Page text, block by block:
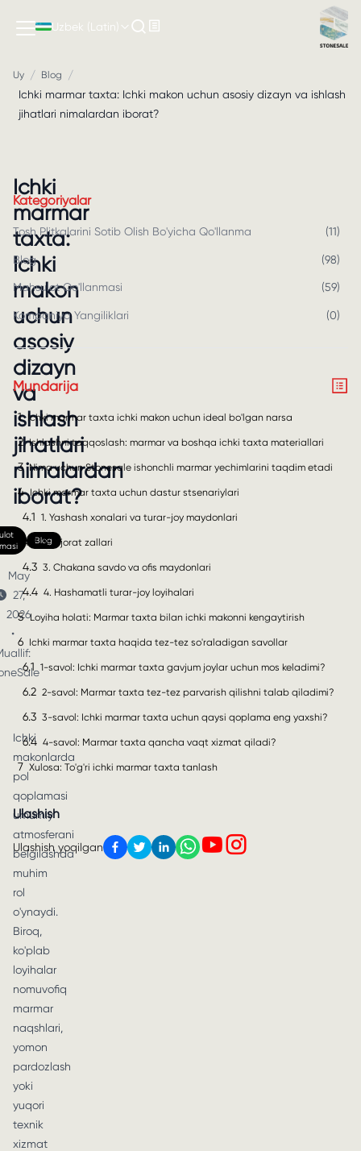
Uzbek (Latin)
Uy / Blog
/
Ichki marmar taxta: Ichki makon uchun asosiy dizayn va ishlash
jihatlari nimalardan iborat?
Ichki
marmar
taxta:
Ichki
makon
uchun
asosiy
dizayn
va
ishlash
jihatlari
nimalardan
iborat?
Blog
May
27,
2026
•
Ichki
makonlarda
pol
qoplamasi
umumiy
atmosferani
belgilashda
muhim
rol
o'ynaydi.
Biroq,
ko'plab
loyihalar
nomuvofiq
marmar
naqshlari,
yomon
pardozlash
yoki
yuqori
texnik
xizmat
Kategoriyalar
Tosh Plitkalarini Sotib Olish Bo'yicha Qo'llanma (11)
Blog (98)
Mahsulot Qo'llanmasi (59)
Kompaniya Yangiliklari (0)
Mundarija
1 Ichki marmar taxta ichki makon uchun ideal bo'lgan narsa
2 Ishlashni taqqoslash: marmar va boshqa ichki taxta materiallari
3 Nima uchun Stonesale ishonchli marmar yechimlarini taqdim etadi
4 Ichki marmar taxta uchun dastur stsenariylari
4.1 1. Yashash xonalari va turar-joy maydonlari
4.2 2. Tijorat zallari
4.3 3. Chakana savdo va ofis maydonlari
4.4 4. Hashamatli turar-joy loyihalari
5 Loyiha holati: Marmar taxta bilan ichki makonni kengaytirish
6 Ichki marmar taxta haqida tez-tez so'raladigan savollar
6.1 1-savol: Ichki marmar taxta gavjum joylar uchun mos keladimi?
6.2 2-savol: Marmar taxta tez-tez parvarish qilishni talab qiladimi?
6.3 3-savol: Ichki marmar taxta uchun qaysi qoplama eng yaxshi?
6.4 4-savol: Marmar taxta qancha vaqt xizmat qiladi?
7 Xulosa: To'g'ri ichki marmar taxta tanlash
Ulashish
Ulashish yoqilgan